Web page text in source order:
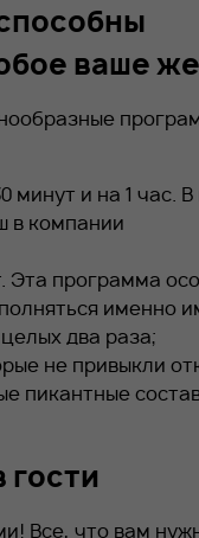
ваше
минут и на 1 час.
в компании
Эта программа
именно
два раза;
не привыкли
пикантные
Все, что вам